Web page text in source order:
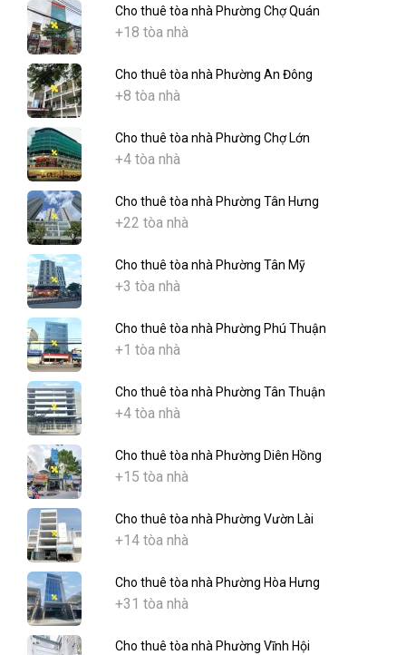
Cho thuê tòa nhà Phường Chợ Quán
+18 tòa nhà
Cho thuê tòa nhà Phường An Đông
+8 tòa nhà
Cho thuê tòa nhà Phường Chợ Lớn
+4 tòa nhà
Cho thuê tòa nhà Phường Tân Hưng
+22 tòa nhà
Cho thuê tòa nhà Phường Tân Mỹ
+3 tòa nhà
Cho thuê tòa nhà Phường Phú Thuận
+1 tòa nhà
Cho thuê tòa nhà Phường Tân Thuận
+4 tòa nhà
Cho thuê tòa nhà Phường Diên Hồng
+15 tòa nhà
Cho thuê tòa nhà Phường Vườn Lài
+14 tòa nhà
Cho thuê tòa nhà Phường Hòa Hưng
+31 tòa nhà
Cho thuê tòa nhà Phường Vĩnh Hội